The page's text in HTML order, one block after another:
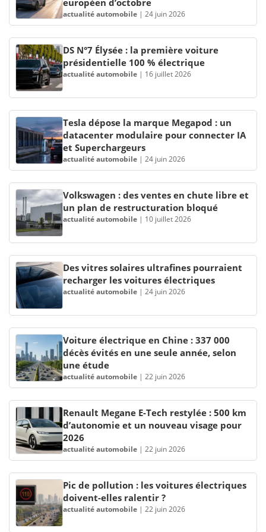
actualité automobile | 24 juin 2026
DS N°7 Élysée : la première voiture
présidentielle 100 % électrique
actualité automobile | 16 juillet 2026
Tesla dépose la marque Megapod : un
datacenter modulaire pour connecter IA
et Superchargeurs
actualité automobile | 24 juin 2026
Volkswagen : des ventes en chute libre et
un plan de restructuration bloqué
actualité automobile | 10 juillet 2026
Des vitres solaires ultrafines pourraient
recharger les voitures électriques
actualité automobile | 24 juin 2026
Voiture électrique en Chine : 337 000
décès évités en une seule année, selon
une étude
actualité automobile | 22 juin 2026
Renault Megane E-Tech restylée : 500 km
d’autonomie et un nouveau visage pour
2026
actualité automobile | 22 juin 2026
Pic de pollution : les voitures électriques
doivent-elles ralentir ?
actualité automobile | 22 juin 2026